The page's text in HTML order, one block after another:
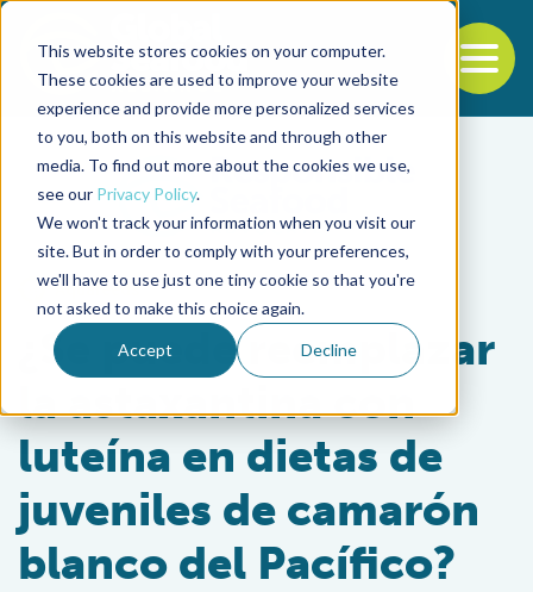
This website stores cookies on your computer.
These cookies are used to improve your website
experience and provide more personalized services
to you, both on this website and through other
media. To find out more about the cookies we use,
see our Privacy Policy.
We won't track your information when you visit our
site. But in order to comply with your preferences,
we'll have to use just one tiny cookie so that you're
not asked to make this choice again.
Accept Decline
Back to the start of the nav
Jump to the end of the navigation
Aquafeeds
¿Se puede reemplazar
la astaxantina con
luteína en dietas de
juveniles de camarón
blanco del Pacífico?